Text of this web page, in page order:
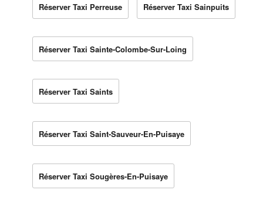
Réserver Taxi Perreuse Réserver Taxi Sainpuits
Réserver Taxi Sainte-Colombe-Sur-Loing
Réserver Taxi Saints
Réserver Taxi Saint-Sauveur-En-Puisaye
Réserver Taxi Sougères-En-Puisaye